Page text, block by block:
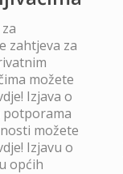
zahtjeva za
možete
Izjava o
možete
Izjavu o
općih